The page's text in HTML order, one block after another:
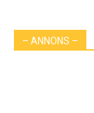
– ANNONS –